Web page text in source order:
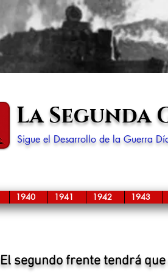
La
Sigue el Desarrollo de la Guerra
1940 1941 1942 1943
El segundo frente tendrá